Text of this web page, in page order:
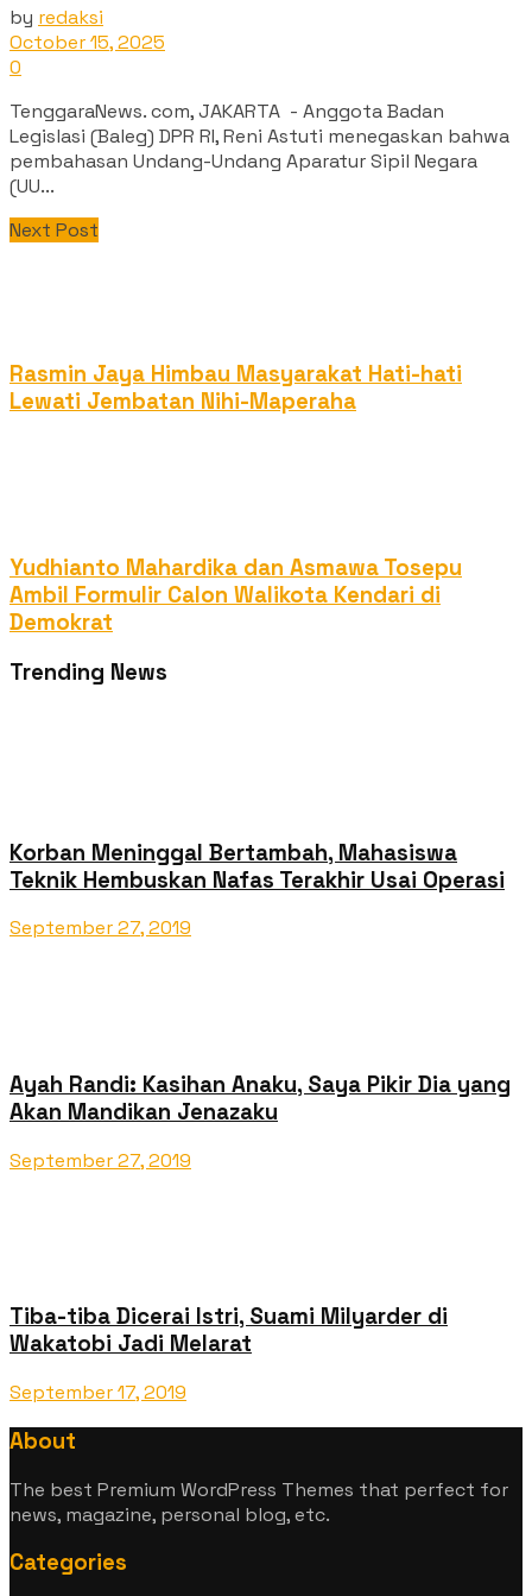
by redaksi
October 15, 2025
0
TenggaraNews. com, JAKARTA - Anggota Badan
Legislasi (Baleg) DPR RI, Reni Astuti menegaskan bahwa
pembahasan Undang-Undang Aparatur Sipil Negara
(UU...
Next Post
Rasmin Jaya Himbau Masyarakat Hati-hati
Lewati Jembatan Nihi-Maperaha
Yudhianto Mahardika dan Asmawa Tosepu
Ambil Formulir Calon Walikota Kendari di
Demokrat
Trending News
Korban Meninggal Bertambah, Mahasiswa
Teknik Hembuskan Nafas Terakhir Usai Operasi
September 27, 2019
Ayah Randi: Kasihan Anaku, Saya Pikir Dia yang
Akan Mandikan Jenazaku
September 27, 2019
Tiba-tiba Dicerai Istri, Suami Milyarder di
Wakatobi Jadi Melarat
September 17, 2019
About
The best Premium WordPress Themes that perfect for
news, magazine, personal blog, etc.
Categories